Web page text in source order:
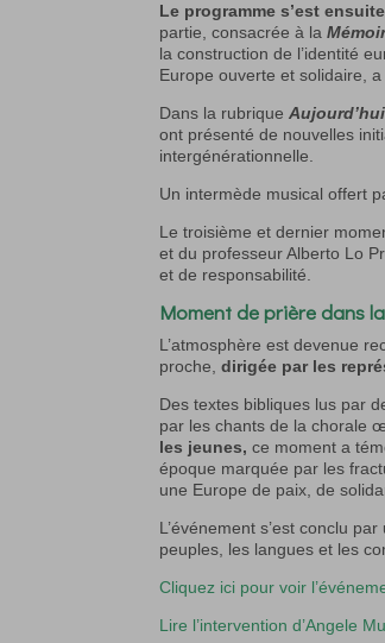
Le programme s’est
partie, consacrée à la
la construction de l’identité
Europe ouverte et solidaire,
Dans la rubriqueAujourd’hui
ont présenté de nouvelles
intergénérationnelle.
Un intermède musical offert
Le troisième et dernier
et du professeur Alberto Lo
et de responsabilité.
Moment de prière dans
L’atmosphère est devenue
proche,dirigée par les
Des textes bibliques lus par
par les chants de la chorale
les jeunes, ce moment a
époque marquée par les
une Europe de paix, de
L’événement s’est conclu
peuples, les langues et les
Cliquez ici pour voir
Lire l’intervention d’Angele